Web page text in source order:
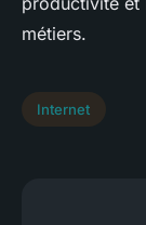
métiers.
Internet